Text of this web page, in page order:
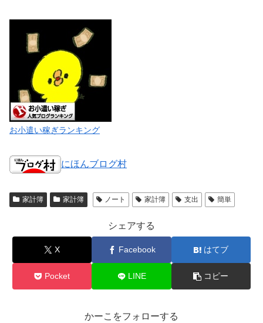
お小遣い稼ぎランキング
にほんブログ村
家計簿 家計簿 ノート 家計簿 支出 簡単
シェアする
X Facebook はてブ
Pocket LINE コピー
かーこをフォローする